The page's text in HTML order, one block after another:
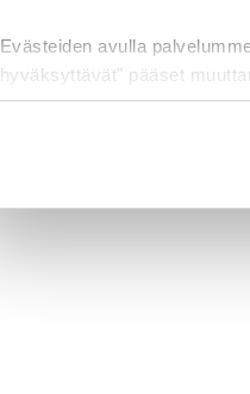
Evästeiden avulla
hyväksyttävät" pääset